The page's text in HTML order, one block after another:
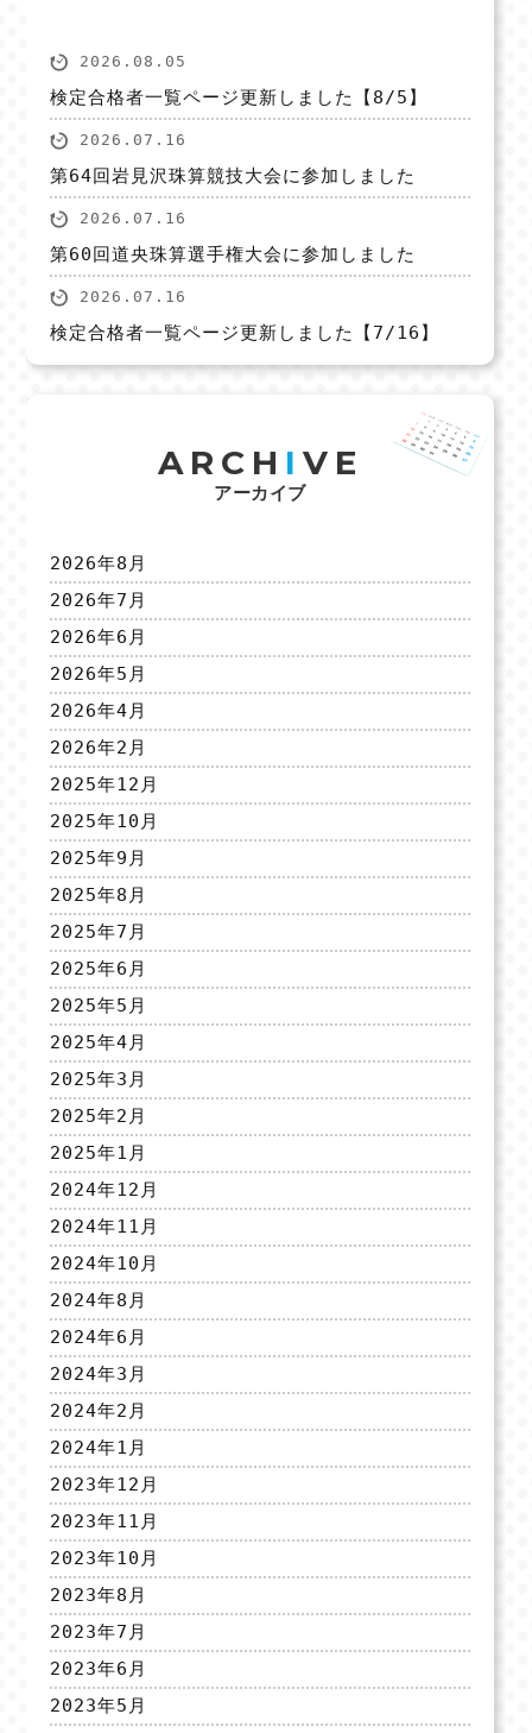
2026.08.05
検定合格者一覧ページ更新しました【8/5】
2026.07.16
第64回岩見沢珠算競技大会に参加しました
2026.07.16
第60回道央珠算選手権大会に参加しました
2026.07.16
検定合格者一覧ページ更新しました【7/16】
ARCH I VE
アーカイブ
2026年8月
2026年7月
2026年6月
2026年5月
2026年4月
2026年2月
2025年12月
2025年10月
2025年9月
2025年8月
2025年7月
2025年6月
2025年5月
2025年4月
2025年3月
2025年2月
2025年1月
2024年12月
2024年11月
2024年10月
2024年8月
2024年6月
2024年3月
2024年2月
2024年1月
2023年12月
2023年11月
2023年10月
2023年8月
2023年7月
2023年6月
2023年5月